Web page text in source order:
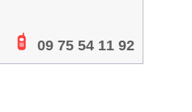
09 75 54 11 92